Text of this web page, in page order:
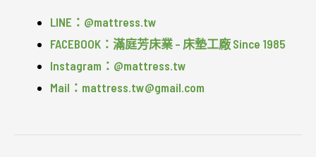
LINE：@mattress.tw
FACEBOOK：滿庭芳床業 – 床墊工廠 Since 1985
Instagram：@mattress.tw
Mail：mattress.tw@gmail.com